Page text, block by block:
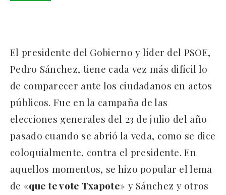
El presidente del Gobierno y líder del PSOE,
Pedro Sánchez, tiene cada vez más difícil lo
de comparecer ante los ciudadanos en actos
públicos. Fue en la campaña de las
elecciones generales del 23 de julio del año
pasado cuando se abrió la veda, como se dice
coloquialmente, contra el presidente. En
aquellos momentos, se hizo popular el lema
de «que te vote Txapote» y Sánchez y otros